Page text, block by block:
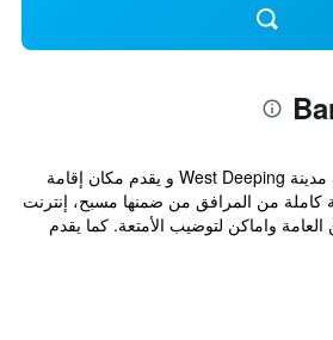
يقع منزل الضيافة في ريف مدينة West Deeping و يقدم مكان إقامة
كاملة من المرافق من ضمنها مسبح، إنترنت
واماكن لتوضيب الأمتعة. كما يقدم